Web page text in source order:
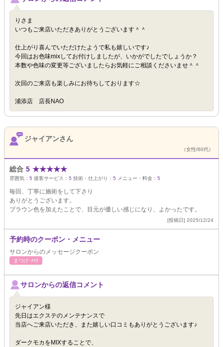
りさま
いつもご来店いただきありがとうございます＾＾
仕上がり喜んでいただけたようで私も嬉しいです♪
今回はお色味mixしてお付けしましたが、いかがでしたでしょうか？
本数や色味の変更等ございましたらお気軽にご相談くださいませ＾＾
次回のご来店も楽しみにお待ちしております☆
浦添店 店長NAO
ジャイアンさん
（女性/60代）
総合 5 ★★★★★
雰囲気： 5 接客サービス： 5 技術・仕上がり： 5 メニュー・料金： 5
毎回、丁寧に施術をして下さり
ありがとうございます。
ブラウン色を加えたことで、目元が優しい感じになり、よかったです。
[投稿日] 2025/12/24
予約時のクーポン・メニュー
サロンからのメッセージクーポン
まつげ･ﾒｲｸ
サロンからの返信コメント
ジャイアン様
先日はエクステのメンテナンスで
当店へご来店いただき、また嬉しい口コミもありがとうございます♪
ダークモカをMIXすることで、